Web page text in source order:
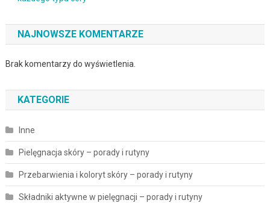
NAJNOWSZE KOMENTARZE
Brak komentarzy do wyświetlenia.
KATEGORIE
Inne
Pielęgnacja skóry – porady i rutyny
Przebarwienia i koloryt skóry – porady i rutyny
Składniki aktywne w pielęgnacji – porady i rutyny